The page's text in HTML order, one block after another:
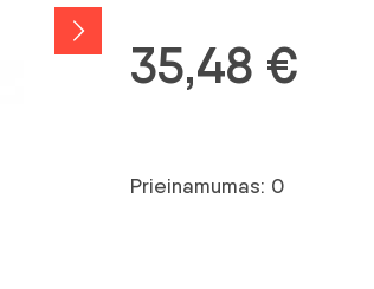
35,48 €
Prieinamumas: 0